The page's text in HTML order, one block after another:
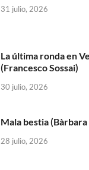
31 julio, 2026
La última ronda en
(Francesco Sossai)
30 julio, 2026
Mala bestia
28 julio, 2026